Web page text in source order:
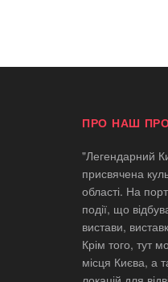
ПРО НАШ
"Легендарний
присвячена
області. На
події, що
вистави,
Крім того, тут
місця Києва, а